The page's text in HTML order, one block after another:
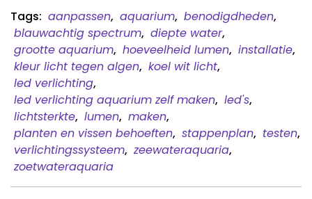
Tags: aanpassen, aquarium, benodigdheden,
blauwachtig spectrum, diepte water,
grootte aquarium, hoeveelheid lumen, installatie,
kleur licht tegen algen, koel wit licht,
led verlichting,
led verlichting aquarium zelf maken, led's,
lichtsterkte, lumen, maken,
planten en vissen behoeften, stappenplan, testen,
verlichtingssysteem, zeewateraquaria,
zoetwateraquaria